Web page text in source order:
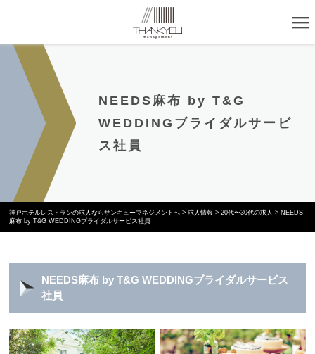
NEEDS麻布 by T&G
WEDDINGブライダルサービ
ス社員
神戸ホテルレストランの求人ならサンキューマネジメントへ >求人情報 >20代〜30代の求人 > NEEDS
麻布 by T&G WEDDINGブライダルサービス社員
NEEDS麻布 by T&G WEDDINGブライダルサービス
社員